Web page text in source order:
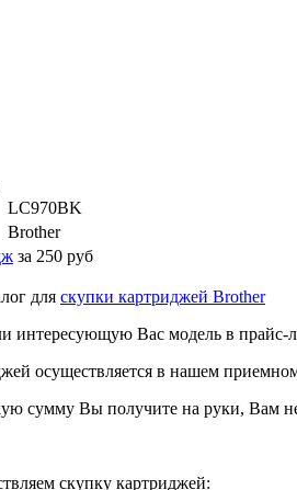
LC970BK
Brother
за 250 руб
для скупки картриджей Brother
интересующую Вас модель в прайс-
осуществляется в нашем
сумму Вы получите на руки, Вам
скупку картриджей: